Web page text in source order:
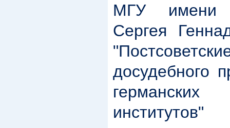
МГУ имени
Сергея
досудебного
институтов"